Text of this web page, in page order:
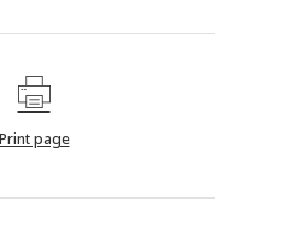
Print page